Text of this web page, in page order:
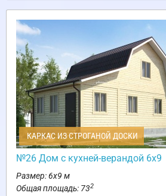
КАРКАС ИЗ СТРОГАНОЙ ДОСКИ
№26 Дом с кухней-верандой 6х9
Размер: 6х9 м
Общая площадь: 732